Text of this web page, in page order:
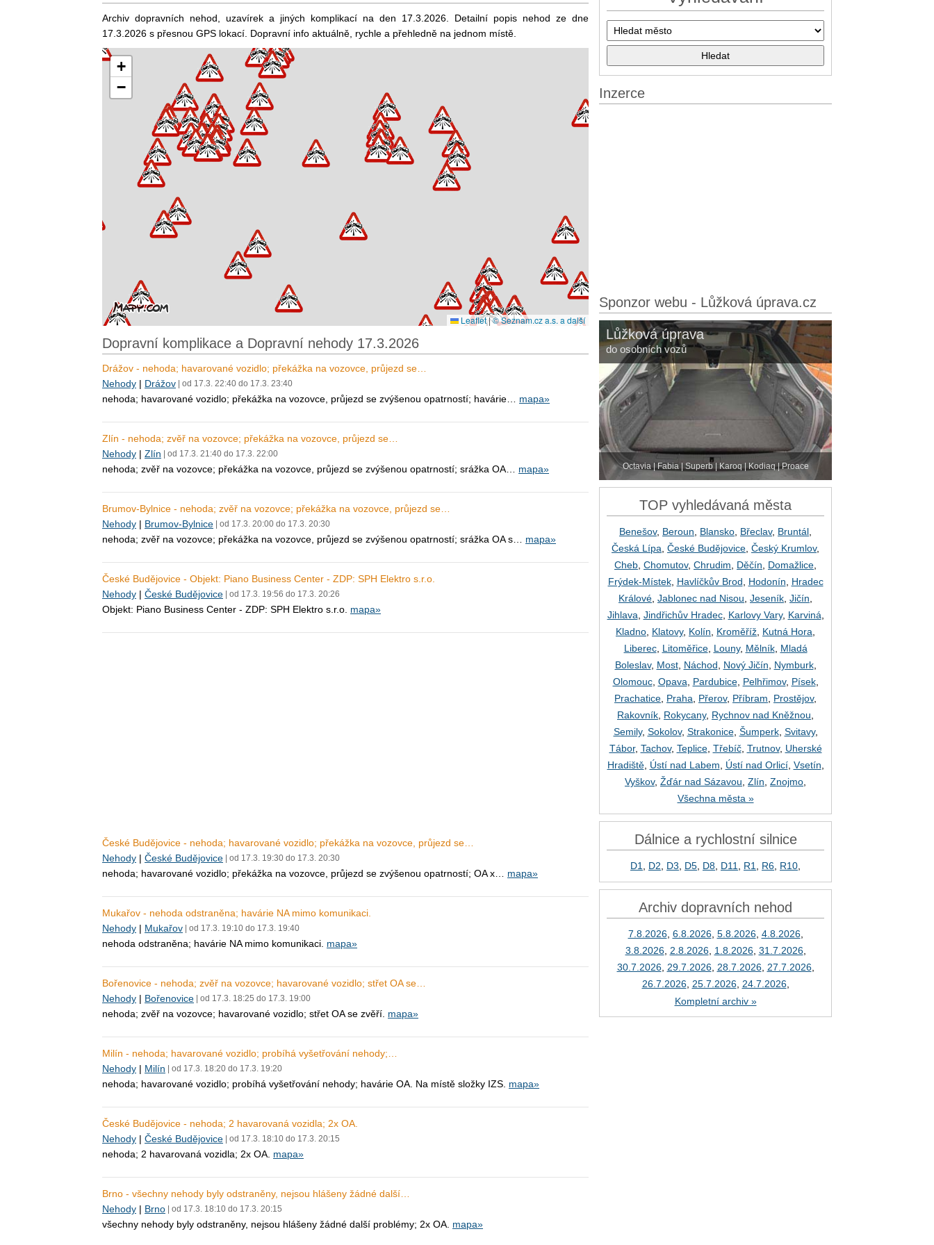
Archiv dopravních nehod, uzavírek a jiných komplikací na den 17.3.2026. Detailní popis nehod ze dne
17.3.2026 s přesnou GPS lokací. Dopravní info aktuálně, rychle a přehledně na jednom místě.
+
−
Leaflet|© Seznam.cz a.s. a další
Dopravní komplikace a Dopravní nehody 17.3.2026
Drážov - nehoda; havarované vozidlo; překážka na vozovce, průjezd se…
Nehody | Drážov | od 17.3. 22:40 do 17.3. 23:40
nehoda; havarované vozidlo; překážka na vozovce, průjezd se zvýšenou opatrností; havárie… mapa»
Zlín - nehoda; zvěř na vozovce; překážka na vozovce, průjezd se…
Nehody | Zlín | od 17.3. 21:40 do 17.3. 22:00
nehoda; zvěř na vozovce; překážka na vozovce, průjezd se zvýšenou opatrností; srážka OA… mapa»
Brumov-Bylnice - nehoda; zvěř na vozovce; překážka na vozovce, průjezd se…
Nehody | Brumov-Bylnice | od 17.3. 20:00 do 17.3. 20:30
nehoda; zvěř na vozovce; překážka na vozovce, průjezd se zvýšenou opatrností; srážka OA s… mapa»
České Budějovice - Objekt: Piano Business Center - ZDP: SPH Elektro s.r.o.
Nehody | České Budějovice | od 17.3. 19:56 do 17.3. 20:26
Objekt: Piano Business Center - ZDP: SPH Elektro s.r.o. mapa»
České Budějovice - nehoda; havarované vozidlo; překážka na vozovce, průjezd se…
Nehody | České Budějovice | od 17.3. 19:30 do 17.3. 20:30
nehoda; havarované vozidlo; překážka na vozovce, průjezd se zvýšenou opatrností; OA x… mapa»
Mukařov - nehoda odstraněna; havárie NA mimo komunikaci.
Nehody | Mukařov | od 17.3. 19:10 do 17.3. 19:40
nehoda odstraněna; havárie NA mimo komunikaci. mapa»
Bořenovice - nehoda; zvěř na vozovce; havarované vozidlo; střet OA se…
Nehody | Bořenovice | od 17.3. 18:25 do 17.3. 19:00
nehoda; zvěř na vozovce; havarované vozidlo; střet OA se zvěří. mapa»
Milín - nehoda; havarované vozidlo; probíhá vyšetřování nehody;…
Nehody | Milín | od 17.3. 18:20 do 17.3. 19:20
nehoda; havarované vozidlo; probíhá vyšetřování nehody; havárie OA. Na místě složky IZS. mapa»
České Budějovice - nehoda; 2 havarovaná vozidla; 2x OA.
Nehody | České Budějovice | od 17.3. 18:10 do 17.3. 20:15
nehoda; 2 havarovaná vozidla; 2x OA. mapa»
Brno - všechny nehody byly odstraněny, nejsou hlášeny žádné další…
Nehody | Brno | od 17.3. 18:10 do 17.3. 20:15
všechny nehody byly odstraněny, nejsou hlášeny žádné další problémy; 2x OA. mapa»
Inzerce
Sponzor webu - Lůžková úprava.cz
Lůžková úprava
do osobních vozů
Octavia | Fabia | Superb | Karoq | Kodiaq | Proace
TOP vyhledávaná města
Benešov, Beroun Blansko Břeclav, Bruntál
Česká Lípa České Budějovice Český Krumlov,
Cheb Chomutov, Chrudim Děčín Domažlice
Frýdek-Místek, Havlíčkův Brod Hodonín
Hradec
Králové Jablonec nad Nisou Jeseník Jičín
Jihlava Jindřichův Hradec, Karlovy Vary, Karviná
Kladno Klatovy, Kolín Kroměříž Kutná Hora
Liberec, Litoměřice, Louny, Mělník, Mladá
Boleslav, Most, Náchod Nový Jičín Nymburk,
Olomouc, Opava Pardubice, Pelhřimov, Písek,
Prachatice Praha Přerov, Příbram Prostějov,
Rakovník Rokycany, Rychnov nad Kněžnou
Semily, Sokolov, Strakonice, Šumperk, Svitavy,
Tábor, Tachov, Teplice, Třebíč, Trutnov, Uherské
Hradiště, Ústí nad Labem Ústí nad Orlicí, Vsetín
Vyškov, Žďár nad Sázavou Zlín Znojmo
Všechna města »
Dálnice a rychlostní silnice
D1 D2 D3 D5 D8 D11 R1 R6 R10
Archiv dopravních nehod
7.8.2026, 6.8.2026, 5.8.2026, 4.8.2026,
3.8.2026, 2.8.2026, 1.8.2026, 31.7.2026,
30.7.2026, 29.7.2026, 28.7.2026, 27.7.2026,
26.7.2026, 25.7.2026, 24.7.2026,
Kompletní archiv »